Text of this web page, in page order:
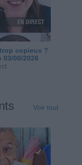
copieux ?
08/2026
Voir tout